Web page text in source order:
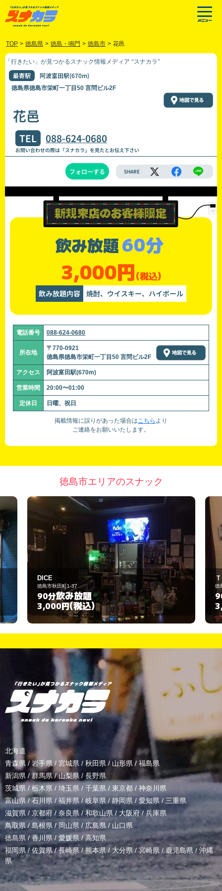
TOP > 徳島県 > 徳島・鳴門 > 徳島市 > 花邑
「行きたい」が見つかるスナック情報メディア “スナカラ”
最寄駅 阿波富田駅(670m)
徳島県徳島市栄町一丁目50 言問ビル2F
花邑
TEL 088-624-0680
お問い合わせの際は「スナカラ」を見たとお伝え下さい
フォローする SHARE
飲み放題60分
3,000円(税込)
飲み放題内容 焼酎、ウイスキー、ハイボール
電話番号 088-624-0680
所在地
〒770-0921
徳島県徳島市栄町一丁目50 言問ビル2F
アクセス 阿波富田駅(670m)
営業時間 20:00〜01:00
定休日 日曜、祝日
掲載情報に誤りがあった場合はこちら より
ご連絡をお願いいたします。
徳島市エリアのスナック
Ｔｒｉｅｄ Ｚｏｎｅ（トライド ゾーン
徳島市紺屋町7
90分飲み放題
3,000円(税込)
北海道
青森県 / 岩手県/ 宮城県 / 秋田県 / 山形県/ 福島県
新潟県 /群馬県/山梨県 / 長野県
茨城県 / 栃木県 / 埼玉県 / 千葉県 / 東京都 / 神奈川県
富山県 /石川県/福井県/岐阜県 / 静岡県 / 愛知県 / 三重県
滋賀県 / 京都府 / 奈良県 / 和歌山県/ 大阪府 /兵庫県
鳥取県/ 島根県 /岡山県/ 広島県 / 山口県
徳島県 /香川県 / 愛媛県/高知県
福岡県/佐賀県/長崎県 /熊本県/ 大分県/宮崎県 /鹿児島県 / 沖縄
県